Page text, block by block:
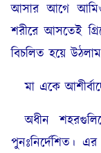
আসার আগে আমিও
শরীরে আসতেই
বিচলিত হয়ে
মা একে
অধীন
পুনঃনির্দেশিত।